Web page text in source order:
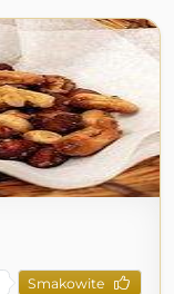
Smakowite